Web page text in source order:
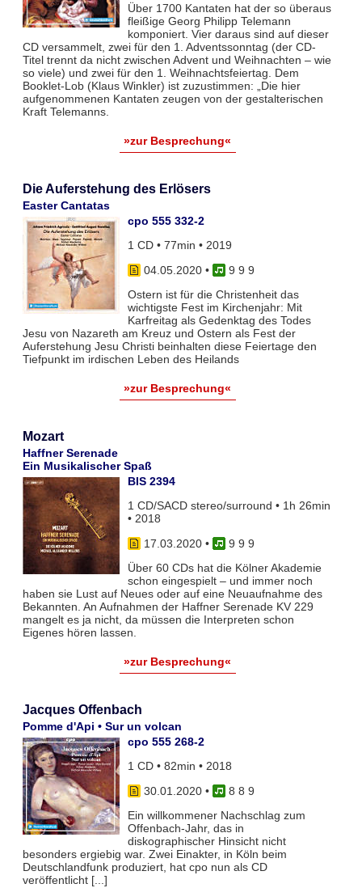
Über 1700 Kantaten hat der so überaus
fleißige Georg Philipp Telemann
komponiert. Vier daraus sind auf dieser
CD versammelt, zwei für den 1. Adventssonntag (der CD-
Titel trennt da nicht zwischen Advent und Weihnachten – wie
so viele) und zwei für den 1. Weihnachtsfeiertag. Dem
Booklet-Lob (Klaus Winkler) ist zuzustimmen: „Die hier
aufgenommenen Kantaten zeugen von der gestalterischen
Kraft Telemanns.
»zur Besprechung«
Die Auferstehung des Erlösers
Easter Cantatas
cpo 555 332-2
1 CD • 77min • 2019
04.05.2020•
9 9 9
Ostern ist für die Christenheit das
wichtigste Fest im Kirchenjahr: Mit
Karfreitag als Gedenktag des Todes
Jesu von Nazareth am Kreuz und Ostern als Fest der
Auferstehung Jesu Christi beinhalten diese Feiertage den
Tiefpunkt im irdischen Leben des Heilands
»zur Besprechung«
Mozart
Haffner Serenade
Ein Musikalischer Spaß
BIS 2394
1 CD/SACD stereo/surround • 1h 26min
• 2018
17.03.2020•
9 9 9
Über 60 CDs hat die Kölner Akademie
schon eingespielt – und immer noch
haben sie Lust auf Neues oder auf eine Neuaufnahme des
Bekannten. An Aufnahmen der Haffner Serenade KV 229
mangelt es ja nicht, da müssen die Interpreten schon
Eigenes hören lassen.
»zur Besprechung«
Jacques Offenbach
Pomme d'Api • Sur un volcan
cpo 555 268-2
1 CD • 82min • 2018
30.01.2020•
8 8 9
Ein willkommener Nachschlag zum
Offenbach-Jahr, das in
diskographischer Hinsicht nicht
besonders ergiebig war. Zwei Einakter, in Köln beim
Deutschlandfunk produziert, hat cpo nun als CD
veröffentlicht [...]